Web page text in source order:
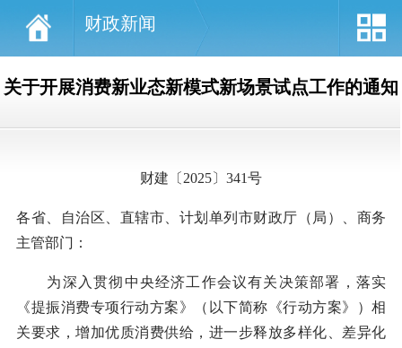
财政新闻
关于开展消费新业态新模式新场景试点工作的通知
财建〔2025〕341号
各省、自治区、直辖市、计划单列市财政厅（局）、商务
主管部门：
为深入贯彻中央经济工作会议有关决策部署，落实
《提振消费专项行动方案》（以下简称《行动方案》）相
关要求，增加优质消费供给，进一步释放多样化、差异化